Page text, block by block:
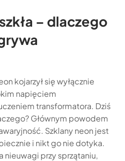
– dlaczego
kojarzył się wyłącznie
napięciem
transformatora. Dziś
Głównym powodem
Szklany neon jest
i nikt go nie dotyka.
nieuwagi przy sprzątaniu,